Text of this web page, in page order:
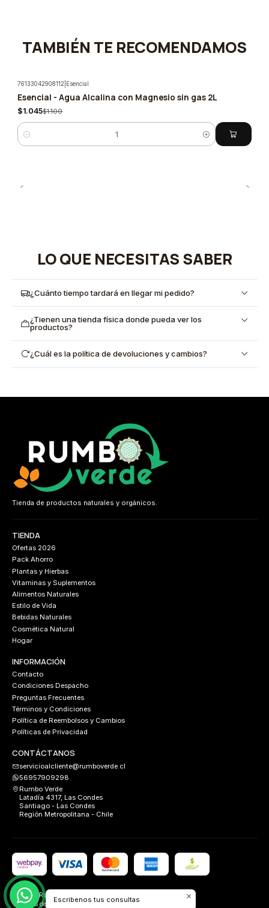
TAMBIÉN TE RECOMENDAMOS
-5%
76133042908112 Esencial
Esencial - Agua Alcalina con Magnesio sin gas 2L
$1.045$1.100
Cantidad
LO QUE NECESITAS SABER
¿Cuánto tiempo tardará en llegar mi pedido?
¿Tienen una tienda física donde pueda ver los
productos?
¿Cuál es la política de devoluciones y cambios?
Tienda de productos naturales y orgánicos.
TIENDA
Ofertas 2026
Pack Ahorro
Plantas y Hierbas
Vitaminas y Suplementos
Alimentos Naturales
Estilo de Vida
Bebidas Naturales
Cosmética Natural
Hogar
INFORMACIÓN
Contacto
Condiciones Despacho
Preguntas Frecuentes
Términos y Condiciones
Política de Reembolsos y Cambios
Políticas de Privacidad
CONTÁCTANOS
servicioalcliente@rumboverde.cl
56957909298
Rumbo Verde
Latadía 4317, Las Condes
Santiago - Las Condes
Región Metropolitana - Chile
2026 Rumbo Verde.
Todos los derechos reservados.Desarrollado por
Escribenos tus consultas